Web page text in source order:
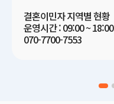
결혼이민자 지역별 현황
운영시간 : 09:00 ~ 18:00
070-7700-7553